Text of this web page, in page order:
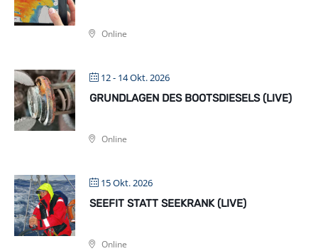
Online
12 - 14 Okt. 2026
GRUNDLAGEN DES BOOTSDIESELS (LIVE)
Online
15 Okt. 2026
SEEFIT STATT SEEKRANK (LIVE)
Online